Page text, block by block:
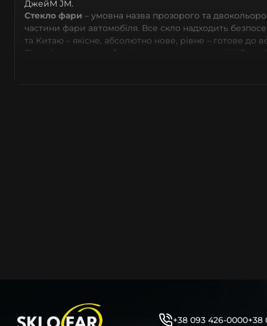
ДжейМ JM.
Стекло фари – умовна назва прозорого та
частини фари автомобіля. Все скло надходить
та Китаю – якісне, абсолютно нове, рівне – готове до
Більшість автовиробників уже перенесли до КНР свої
тому не слід дивуватися, що до 90% запчастин до
Цілком зрозуміло, що далеко не завжди потрібна повна
як це часто пропонують автосервіси та автодилери.
+38 093 426-0000+38